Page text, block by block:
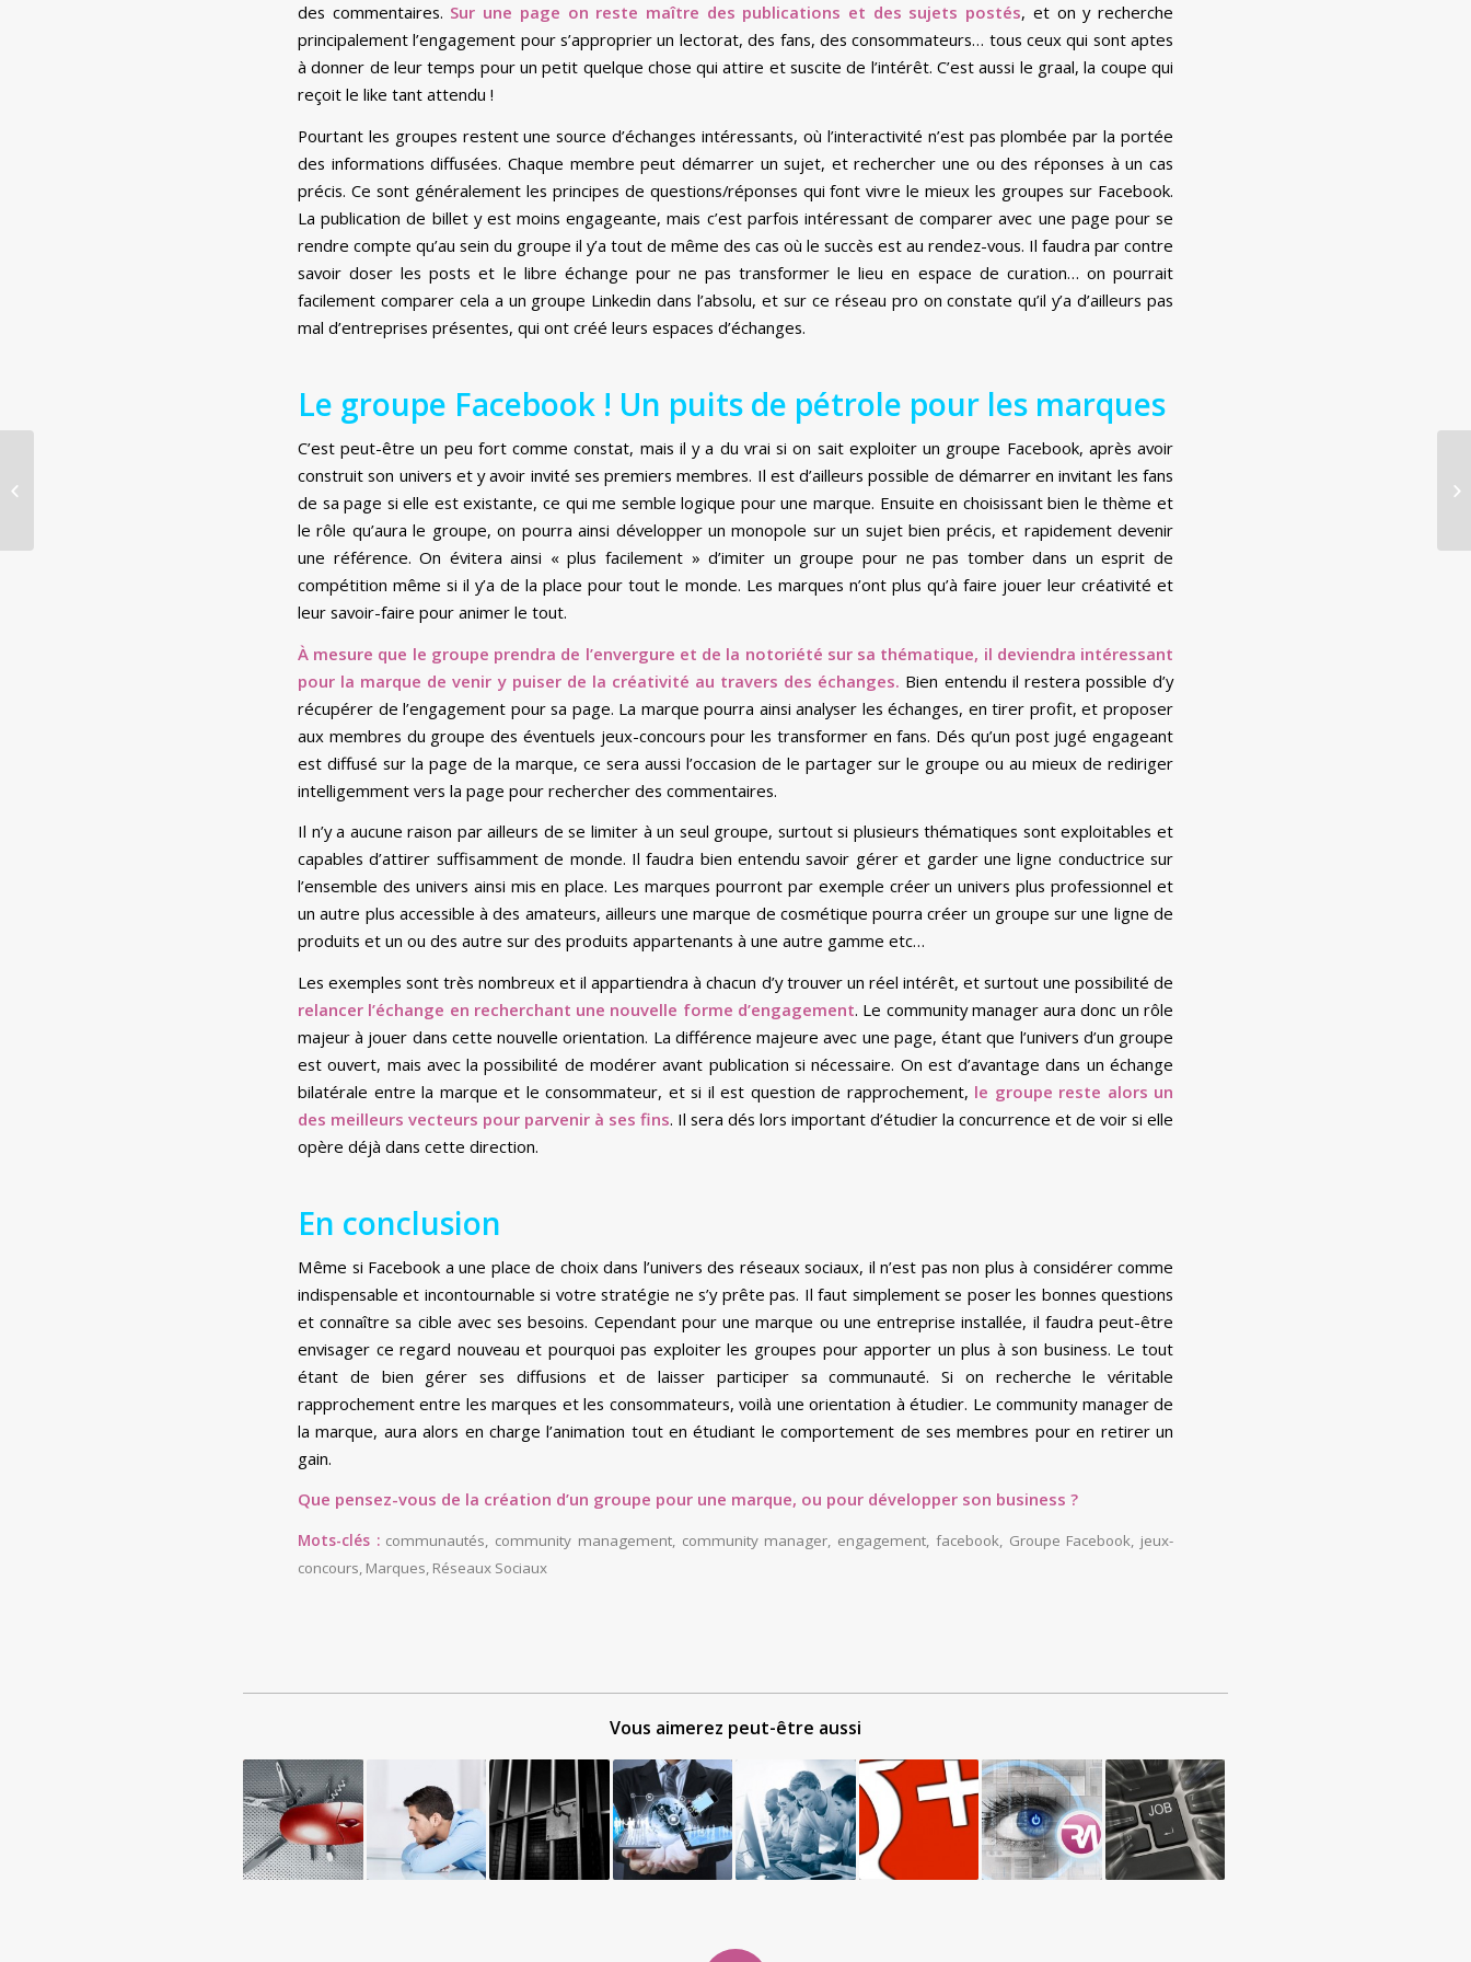
des commentaires. Sur une page on reste maître des publications et des sujets postés, et on y recherche
principalement l’engagement pour s’approprier un lectorat, des fans, des consommateurs… tous ceux qui sont aptes
à donner de leur temps pour un petit quelque chose qui attire et suscite de l’intérêt. C’est aussi le graal, la coupe qui
reçoit le like tant attendu !
Pourtant les groupes restent une source d’échanges intéressants, où l’interactivité n’est pas plombée par la portée
des informations diffusées. Chaque membre peut démarrer un sujet, et rechercher une ou des réponses à un cas
précis. Ce sont généralement les principes de questions/réponses qui font vivre le mieux les groupes sur Facebook.
La publication de billet y est moins engageante, mais c’est parfois intéressant de comparer avec une page pour se
rendre compte qu’au sein du groupe il y’a tout de même des cas où le succès est au rendez-vous. Il faudra par contre
savoir doser les posts et le libre échange pour ne pas transformer le lieu en espace de curation… on pourrait
facilement comparer cela a un groupe Linkedin dans l’absolu, et sur ce réseau pro on constate qu’il y’a d’ailleurs pas
mal d’entreprises présentes, qui ont créé leurs espaces d’échanges.
Le groupe Facebook ! Un puits de pétrole pour les marques
C’est peut-être un peu fort comme constat, mais il y a du vrai si on sait exploiter un groupe Facebook, après avoir
construit son univers et y avoir invité ses premiers membres. Il est d’ailleurs possible de démarrer en invitant les fans
de sa page si elle est existante, ce qui me semble logique pour une marque. Ensuite en choisissant bien le thème et
le rôle qu’aura le groupe, on pourra ainsi développer un monopole sur un sujet bien précis, et rapidement devenir
une référence. On évitera ainsi « plus facilement » d’imiter un groupe pour ne pas tomber dans un esprit de
compétition même si il y’a de la place pour tout le monde. Les marques n’ont plus qu’à faire jouer leur créativité et
leur savoir-faire pour animer le tout.
À mesure que le groupe prendra de l’envergure et de la notoriété sur sa thématique, il deviendra intéressant
pour la marque de venir y puiser de la créativité au travers des échanges. Bien entendu il restera possible d’y
récupérer de l’engagement pour sa page. La marque pourra ainsi analyser les échanges, en tirer profit, et proposer
aux membres du groupe des éventuels jeux-concours pour les transformer en fans. Dés qu’un post jugé engageant
est diffusé sur la page de la marque, ce sera aussi l’occasion de le partager sur le groupe ou au mieux de rediriger
intelligemment vers la page pour rechercher des commentaires.
Il n’y a aucune raison par ailleurs de se limiter à un seul groupe, surtout si plusieurs thématiques sont exploitables et
capables d’attirer suffisamment de monde. Il faudra bien entendu savoir gérer et garder une ligne conductrice sur
l’ensemble des univers ainsi mis en place. Les marques pourront par exemple créer un univers plus professionnel et
un autre plus accessible à des amateurs, ailleurs une marque de cosmétique pourra créer un groupe sur une ligne de
produits et un ou des autre sur des produits appartenants à une autre gamme etc…
Les exemples sont très nombreux et il appartiendra à chacun d’y trouver un réel intérêt, et surtout une possibilité de
relancer l’échange en recherchant une nouvelle forme d’engagement. Le community manager aura donc un rôle
majeur à jouer dans cette nouvelle orientation. La différence majeure avec une page, étant que l’univers d’un groupe
est ouvert, mais avec la possibilité de modérer avant publication si nécessaire. On est d’avantage dans un échange
bilatérale entre la marque et le consommateur, et si il est question de rapprochement, le groupe reste alors un
des meilleurs vecteurs pour parvenir à ses fins. Il sera dés lors important d’étudier la concurrence et de voir si elle
opère déjà dans cette direction.
En conclusion
Même si Facebook a une place de choix dans l’univers des réseaux sociaux, il n’est pas non plus à considérer comme
indispensable et incontournable si votre stratégie ne s’y prête pas. Il faut simplement se poser les bonnes questions
et connaître sa cible avec ses besoins. Cependant pour une marque ou une entreprise installée, il faudra peut-être
envisager ce regard nouveau et pourquoi pas exploiter les groupes pour apporter un plus à son business. Le tout
étant de bien gérer ses diffusions et de laisser participer sa communauté. Si on recherche le véritable
rapprochement entre les marques et les consommateurs, voilà une orientation à étudier. Le community manager de
la marque, aura alors en charge l’animation tout en étudiant le comportement de ses membres pour en retirer un
gain.
Que pensez-vous de la création d’un groupe pour une marque, ou pour développer son business ?
Mots-clés : communautés, community management, community manager, engagement, facebook, Groupe Facebook, jeux-
concours, Marques, Réseaux Sociaux
Vous aimerez peut-être aussi